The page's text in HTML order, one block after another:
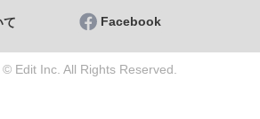
て Facebook
Edit Inc. All Rights Reserved.